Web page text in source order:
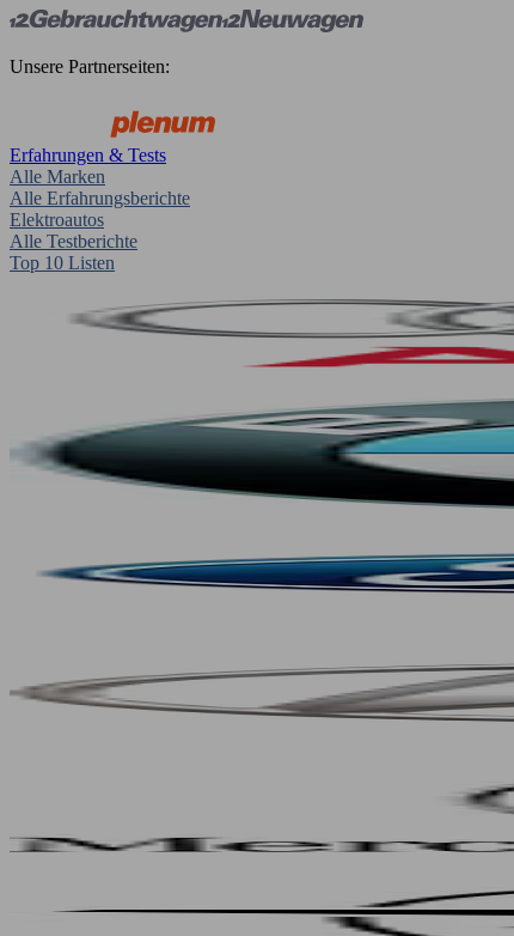
Unsere Partnerseiten:
Erfahrungen & Tests
Alle Marken
Alle Erfahrungsberichte
Elektroautos
Alle Testberichte
Top 10 Listen